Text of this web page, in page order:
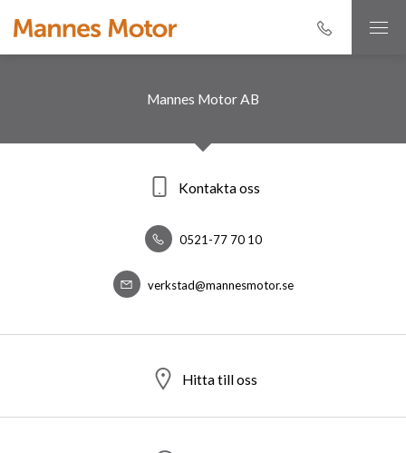
Mannes Motor AB
Kontakta oss
0521-77 70 10
verkstad@mannesmotor.se
Hitta till oss